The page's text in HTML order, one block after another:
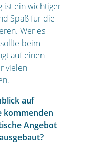
ist ein wichtiger
Spaß für die
Wer es
beim
auf einen
vielen
auf
kommenden
Angebot